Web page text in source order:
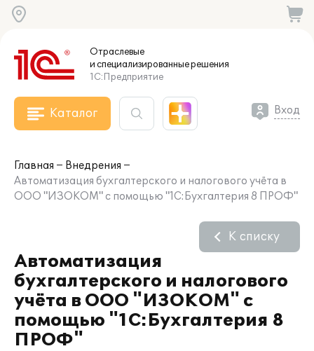
Отраслевые
и специализированныерешения
1С:Предприятие
Каталог Вход
Главная
Внедрения
Автоматизация бухгалтерского и налогового учёта в
ООО "ИЗОКОМ" с помощью "1C:Бухгалтерия 8 ПРОФ"
Автоматизация
бухгалтерского и налогового
учёта в ООО "ИЗОКОМ" с
помощью "1C:Бухгалтерия 8
ПРОФ"
К списку